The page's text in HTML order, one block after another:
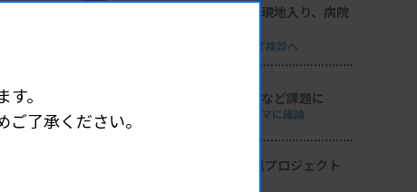
日臨技リエゾンが現地入り、病院
8月8・9両日にはDVT検診へ
導入経費や高齢化など課題に
全医共、検査DXテーマに議論
2026年度学術推進プロジェクト
。
了承ください。